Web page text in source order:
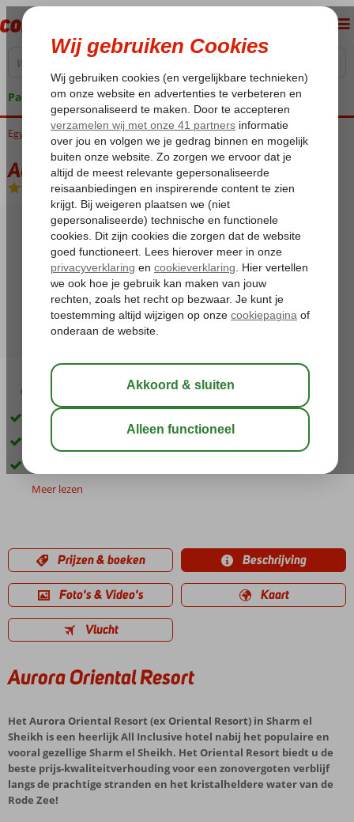
Pakketgarantie
Home
Egypte Rode Zee Sharm el Sheikh Nabq Bay Aurora Oriental Resort
Aurora Oriental Resort
All Inclusive-Hotel
04:45 aug 37°C
Direct aan het strand gelegen
Kidsclub en minidisco
Meer lezen
Prijzen & boeken Beschrijving
Foto's & Video's Kaart
Vlucht
Aurora Oriental Resort
Het Aurora Oriental Resort (ex Oriental Resort) in Sharm el
Sheikh is een heerlijk All Inclusive hotel nabij het populaire en
vooral gezellige Sharm el Sheikh. Het Oriental Resort biedt u de
beste prijs-kwaliteitverhouding voor een zonovergoten verblijf
langs de prachtige stranden en het kristalheldere water van de
Rode Zee!